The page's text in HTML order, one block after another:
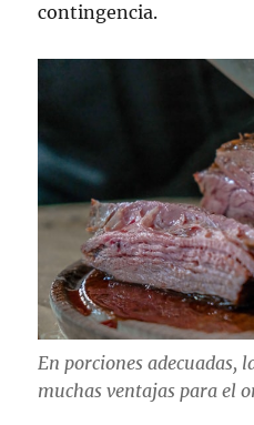
contingencia.
En porciones adecuadas,
muchas ventajas para el